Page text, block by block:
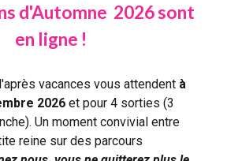
d'Automne 2026 sont
en ligne !
'après vacances vous attendent à
2026 et pour 4 sorties (3
. Un moment convivial entre
reine sur des parcours